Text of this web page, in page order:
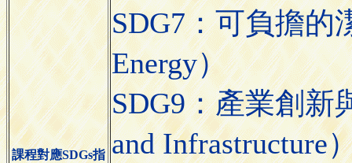
課程對應SDGs指
SDG7：可負擔的
Energy）
SDG9：產業創新
and Infrastructure